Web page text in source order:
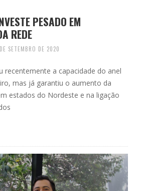
PESADO EM
REDE
SETEMBRO DE 2020
recentemente a capacidade do anel
mas já garantiu o aumento da
estados do Nordeste e na ligação